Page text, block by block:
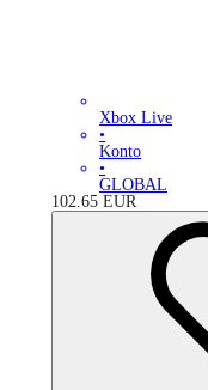
Xbox Live
•
Konto
•
GLOBAL
102.65 EUR